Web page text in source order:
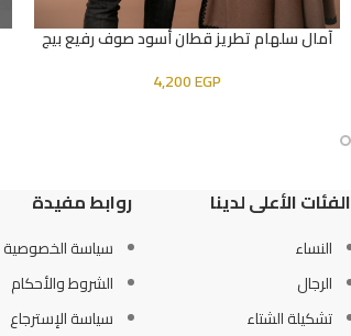
إضافة إلى السلة
آمال سلهام تطريز قطان أسود صوف رفيع بيج
4,200EGP
الفئات الأعلى لدينا
النساء
الرجال
تشكيلة الشتاء
روابط مفيدة
سياسة الخصوصية
الشروط والأحكام
سياسة الإسترجاع